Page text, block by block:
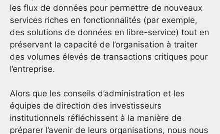
les flux de données pour permettre de nouveaux
services riches en fonctionnalités (par exemple,
des solutions de données en libre-service) tout en
préservant la capacité de l’organisation à traiter
des volumes élevés de transactions critiques pour
l’entreprise.
Alors que les conseils d’administration et les
équipes de direction des investisseurs
institutionnels réfléchissent à la manière de
préparer l’avenir de leurs organisations, nous nous